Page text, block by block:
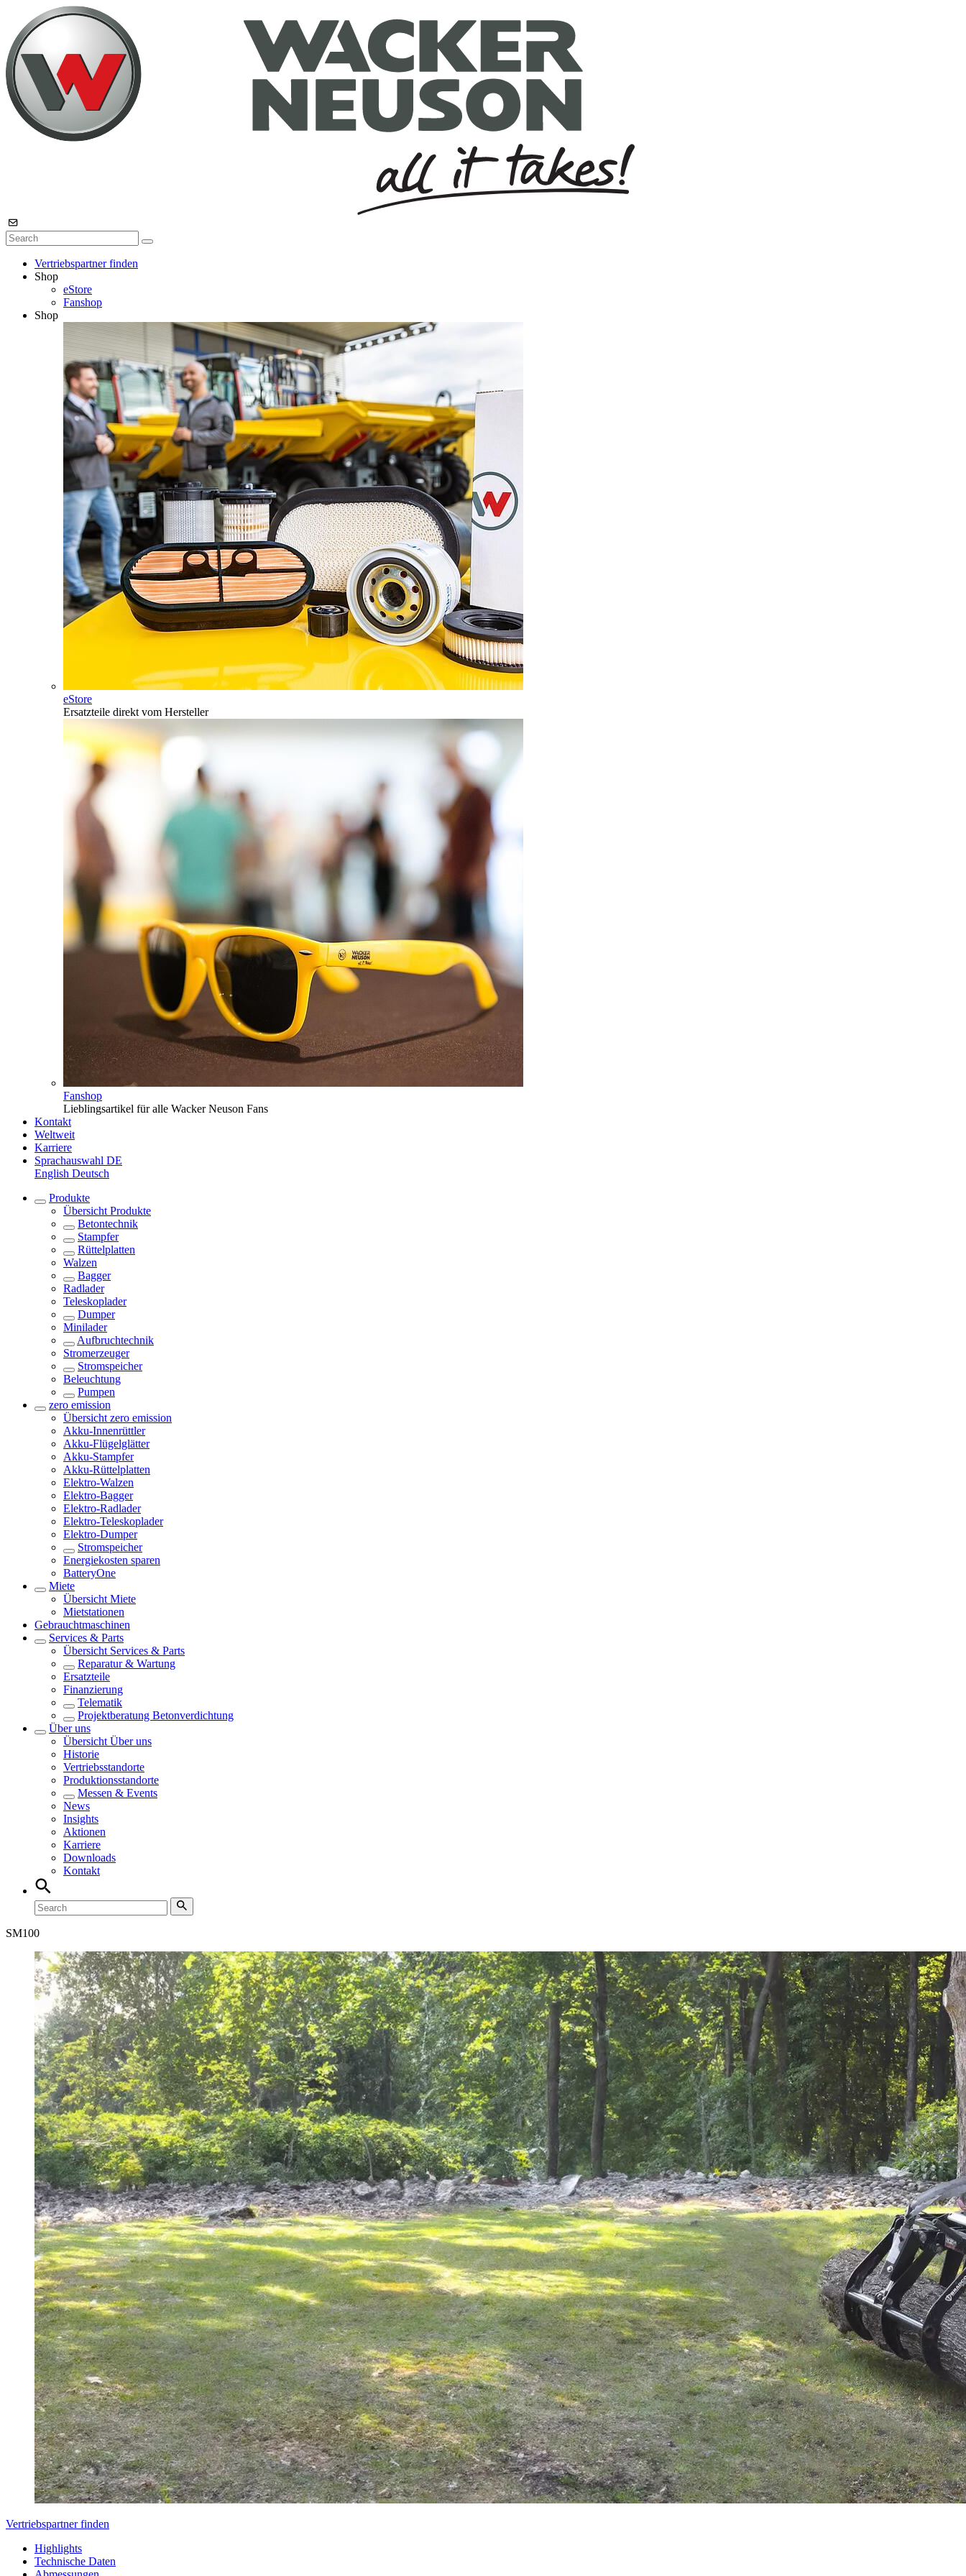
Vertriebspartner finden
Shop
eStore
Fanshop
Shop
eStore
Ersatzteile direkt vom Hersteller
Fanshop
Lieblingsartikel für alle Wacker Neuson Fans
Kontakt
Weltweit
Karriere
Sprachauswahl DE
English Deutsch
Produkte
Übersicht Produkte
Betontechnik
Stampfer
Rüttelplatten
Walzen
Bagger
Radlader
Teleskoplader
Dumper
Minilader
Aufbruchtechnik
Stromerzeuger
Stromspeicher
Beleuchtung
Pumpen
zero emission
Übersicht zero emission
Akku-Innenrüttler
Akku-Flügelglätter
Akku-Stampfer
Akku-Rüttelplatten
Elektro-Walzen
Elektro-Bagger
Elektro-Radlader
Elektro-Teleskoplader
Elektro-Dumper
Stromspeicher
Energiekosten sparen
BatteryOne
Miete
Übersicht Miete
Mietstationen
Gebrauchtmaschinen
Services & Parts
Übersicht Services & Parts
Reparatur & Wartung
Ersatzteile
Finanzierung
Telematik
Projektberatung Betonverdichtung
Über uns
Übersicht Über uns
Historie
Vertriebsstandorte
Produktionsstandorte
Messen & Events
News
Insights
Aktionen
Karriere
Downloads
Kontakt
SM100
Vertriebspartner finden
Highlights
Technische Daten